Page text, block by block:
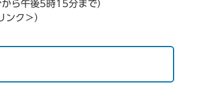
ら午後5時15分まで）
ンク＞）